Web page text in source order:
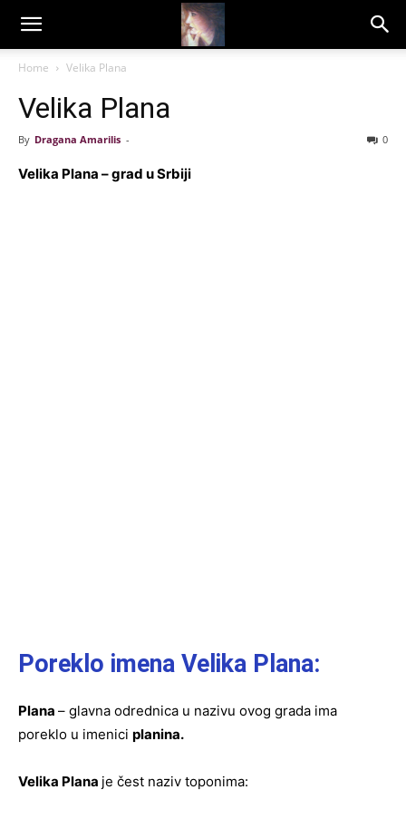
Dragana
Amarilis
Home Velika Plana
Velika Plana
By Dragana Amarilis - 0
Velika Plana – grad u Srbiji
Poreklo imena Velika Plana:
Plana – glavna odrednica u nazivu ovog grada ima
poreklo u imenici planina.
Velika Plana je čest naziv toponima: